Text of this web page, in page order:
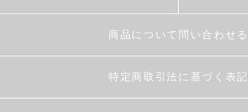
商品について問い合わせる
特定商取引法に基づく表記